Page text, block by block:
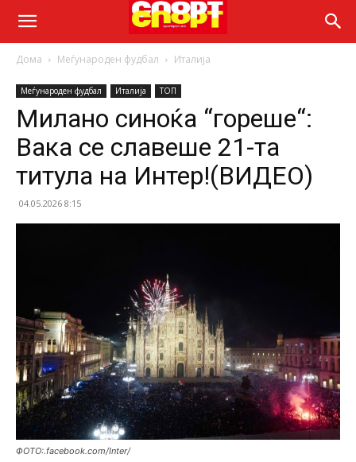
Дома Меѓународен фудбал Италија
Меѓународен фудбал Италија ТОП
Милано синоќа “гореше“:
Вака се славеше 21-та
титула на Интер!(ВИДЕО)
04.05.2026 8:15
ФОТО:.facebook.com/Inter/